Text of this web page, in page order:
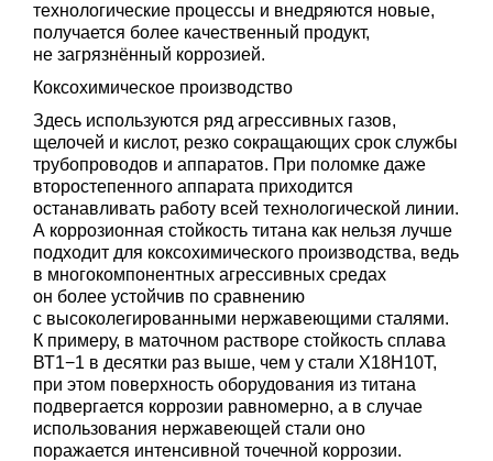
технологические процессы и внедряются новые,
получается более качественный продукт,
не загрязнённый коррозией.
Коксохимическое производство
Здесь используются ряд агрессивных газов,
щелочей и кислот, резко сокращающих срок службы
трубопроводов и аппаратов. При поломке даже
второстепенного аппарата приходится
останавливать работу всей технологической линии.
А коррозионная стойкость титана как нельзя лучше
подходит для коксохимического производства, ведь
в многокомпонентных агрессивных средах
он более устойчив по сравнению
с высоколегированными нержавеющими сталями.
К примеру, в маточном растворе стойкость сплава
ВТ1−1 в десятки раз выше, чем у стали Х18Н10Т,
при этом поверхность оборудования из титана
подвергается коррозии равномерно, а в случае
использования нержавеющей стали оно
поражается интенсивной точечной коррозии.